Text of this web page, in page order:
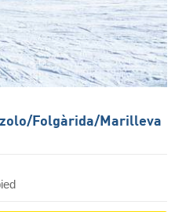
​Folgàrida/​Marilleva